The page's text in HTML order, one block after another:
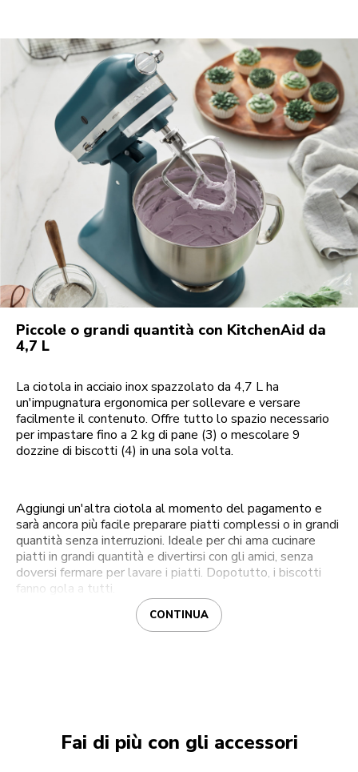
Piccole o grandi quantità con KitchenAid da
4,7 L
La ciotola in acciaio inox spazzolato da 4,7 L ha
un'impugnatura ergonomica per sollevare e versare
facilmente il contenuto. Offre tutto lo spazio necessario
per impastare fino a 2 kg di pane (3) o mescolare 9
dozzine di biscotti (4) in una sola volta.
Aggiungi un'altra ciotola al momento del pagamento e
sarà ancora più facile preparare piatti complessi o in grandi
quantità senza interruzioni. Ideale per chi ama cucinare
piatti in grandi quantità e divertirsi con gli amici, senza
doversi fermare per lavare i piatti. Dopotutto, i biscotti
fanno gola a tutti.
CONTINUA
Fai di più con gli accessori